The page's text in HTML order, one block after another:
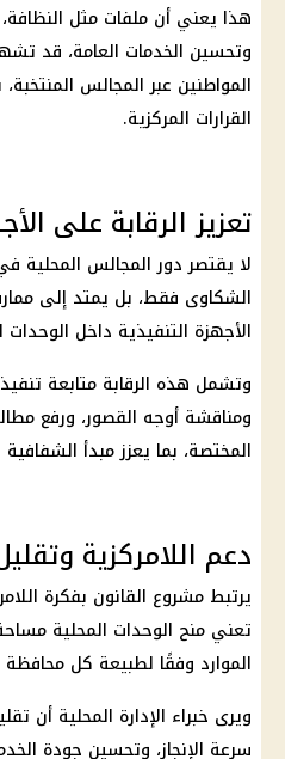
هذا يعني أن ملفات مثل النظافة،
وتحسين الخدمات العامة، قد
المواطنين عبر المجالس
القرارات المركزية.
تعزيز الرقابة على
لا يقتصر دور المجالس المحلية
الشكاوى فقط، بل يمتد إلى
الأجهزة التنفيذية داخل الوحدات
وتشمل هذه الرقابة متابعة
ومناقشة أوجه القصور، ورفع
المختصة، بما يعزز مبدأ
دعم اللامركزية
يرتبط مشروع القانون بفكرة
تعني منح الوحدات المحلية مساحة
الموارد وفقًا لطبيعة كل محافظة
ويرى خبراء الإدارة المحلية أن
سرعة الإنجاز، وتحسين جودة